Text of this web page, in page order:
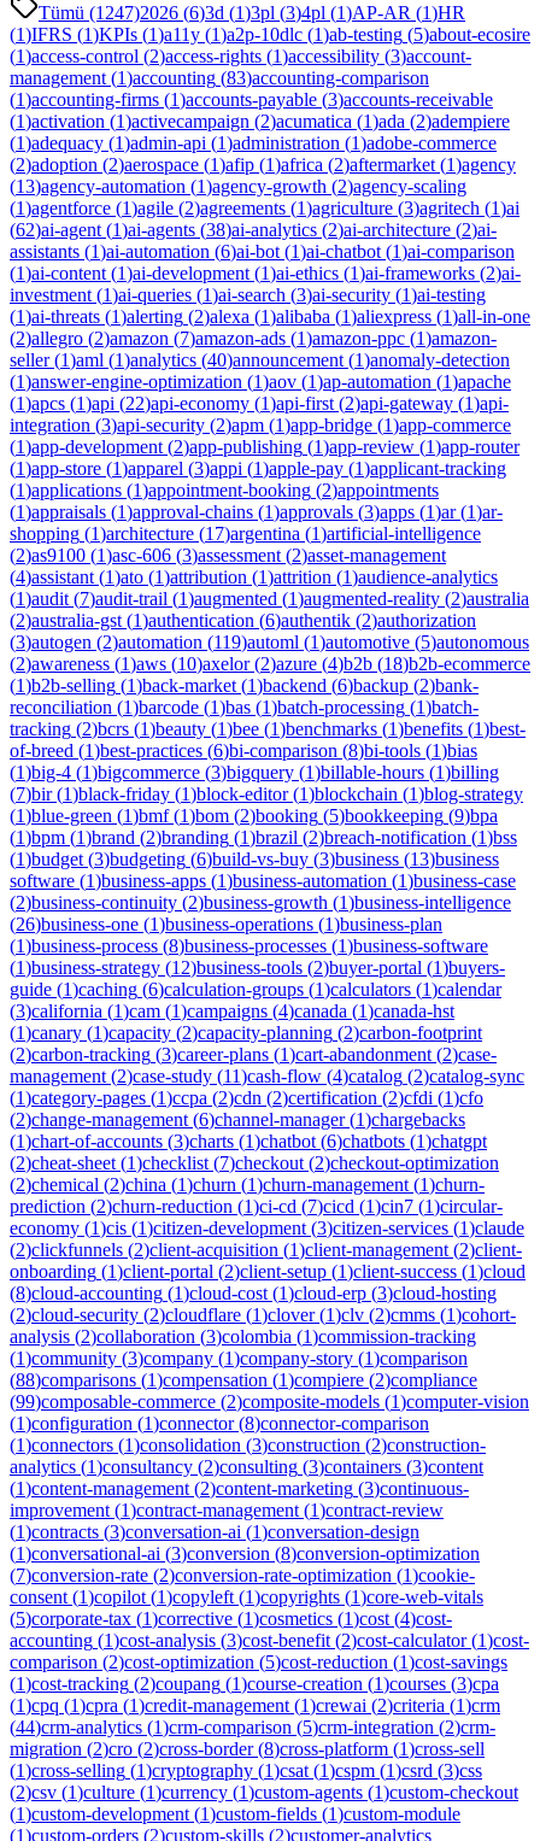
Tümü (1247)2026 (6)3d (1)3pl (3)4pl (1)AP-AR (1)HR
(1)IFRS (1)KPIs (1)a11y (1)a2p-10dlc (1)ab-testing (5)about-ecosire
(1)access-control (2)access-rights (1)accessibility (3)account-
management (1)accounting (83)accounting-comparison
(1)accounting-firms (1)accounts-payable (3)accounts-receivable
(1)activation (1)activecampaign (2)acumatica (1)ada (2)adempiere
(1)adequacy (1)admin-api (1)administration (1)adobe-commerce
(2)adoption (2)aerospace (1)afip (1)africa (2)aftermarket (1)agency
(13)agency-automation (1)agency-growth (2)agency-scaling
(1)agentforce (1)agile (2)agreements (1)agriculture (3)agritech (1)ai
(62)ai-agent (1)ai-agents (38)ai-analytics (2)ai-architecture (2)ai-
assistants (1)ai-automation (6)ai-bot (1)ai-chatbot (1)ai-comparison
(1)ai-content (1)ai-development (1)ai-ethics (1)ai-frameworks (2)ai-
investment (1)ai-queries (1)ai-search (3)ai-security (1)ai-testing
(1)ai-threats (1)alerting (2)alexa (1)alibaba (1)aliexpress (1)all-in-one
(2)allegro (2)amazon (7)amazon-ads (1)amazon-ppc (1)amazon-
seller(1)aml (1)analytics (40)announcement (1)anomaly-detection
(1)answer-engine-optimization (1)aov (1)ap-automation (1)apache
(1)apcs (1)api (22)api-economy (1)api-first (2)api-gateway (1)api-
integration (3)api-security (2)apm (1)app-bridge (1)app-commerce
(1)app-development (2)app-publishing (1)app-review (1)app-router
(1)app-store (1)apparel (3)appi (1)apple-pay (1)applicant-tracking
(1)applications (1)appointment-booking (2)appointments
(1)appraisals (1)approval-chains (1)approvals (3)apps (1)ar(1)ar-
shopping (1)architecture (17)argentina (1)artificial-intelligence
(2)as9100 (1)asc-606 (3)assessment (2)asset-management
(4)assistant (1)ato (1)attribution (1)attrition (1)audience-analytics
(1)audit (7)audit-trail (1)augmented (1)augmented-reality (2)australia
(2)australia-gst (1)authentication (6)authentik (2)authorization
(3)autogen (2)automation (119)automl (1)automotive (5)autonomous
(2)awareness (1)aws (10)axelor(2)azure (4)b2b (18)b2b-ecommerce
(1)b2b-selling (1)back-market (1)backend (6)backup (2)bank-
reconciliation (1)barcode (1)bas (1)batch-processing (1)batch-
tracking (2)bcrs (1)beauty (1)bee (1)benchmarks (1)benefits (1)best-
of-breed (1)best-practices (6)bi-comparison (8)bi-tools (1)bias
(1)big-4 (1)bigcommerce (3)bigquery (1)billable-hours (1)billing
(7)bir(1)black-friday (1)block-editor(1)blockchain (1)blog-strategy
(1)blue-green (1)bmf(1)bom (2)booking (5)bookkeeping (9)bpa
(1)bpm (1)brand (2)branding (1)brazil (2)breach-notification (1)bss
(1)budget (3)budgeting (6)build-vs-buy (3)business (13)business
software (1)business-apps (1)business-automation (1)business-case
(2)business-continuity (2)business-growth (1)business-intelligence
(26)business-one (1)business-operations (1)business-plan
(1)business-process (8)business-processes (1)business-software
(1)business-strategy (12)business-tools (2)buyer-portal (1)buyers-
guide (1)caching (6)calculation-groups (1)calculators (1)calendar
(3)california (1)cam (1)campaigns (4)canada (1)canada-hst
(1)canary (1)capacity (2)capacity-planning (2)carbon-footprint
(2)carbon-tracking (3)career-plans (1)cart-abandonment (2)case-
management (2)case-study (11)cash-flow (4)catalog (2)catalog-sync
(1)category-pages (1)ccpa (2)cdn (2)certification (2)cfdi (1)cfo
(2)change-management (6)channel-manager(1)chargebacks
(1)chart-of-accounts (3)charts (1)chatbot (6)chatbots (1)chatgpt
(2)cheat-sheet (1)checklist (7)checkout (2)checkout-optimization
(2)chemical (2)china (1)churn (1)churn-management (1)churn-
prediction (2)churn-reduction (1)ci-cd (7)cicd (1)cin7 (1)circular-
economy (1)cis (1)citizen-development (3)citizen-services (1)claude
(2)clickfunnels (2)client-acquisition (1)client-management (2)client-
onboarding (1)client-portal (2)client-setup (1)client-success (1)cloud
(8)cloud-accounting (1)cloud-cost (1)cloud-erp (3)cloud-hosting
(2)cloud-security (2)cloudflare (1)clover(1)clv (2)cmms (1)cohort-
analysis (2)collaboration (3)colombia (1)commission-tracking
(1)community (3)company (1)company-story (1)comparison
(88)comparisons (1)compensation (1)compiere (2)compliance
(99)composable-commerce (2)composite-models (1)computer-vision
(1)configuration (1)connector(8)connector-comparison
(1)connectors (1)consolidation (3)construction (2)construction-
analytics (1)consultancy (2)consulting (3)containers (3)content
(1)content-management (2)content-marketing (3)continuous-
improvement (1)contract-management (1)contract-review
(1)contracts (3)conversation-ai (1)conversation-design
(1)conversational-ai (3)conversion (8)conversion-optimization
(7)conversion-rate (2)conversion-rate-optimization (1)cookie-
consent (1)copilot (1)copyleft (1)copyrights (1)core-web-vitals
(5)corporate-tax (1)corrective (1)cosmetics (1)cost (4)cost-
accounting (1)cost-analysis (3)cost-benefit (2)cost-calculator(1)cost-
comparison (2)cost-optimization (5)cost-reduction (1)cost-savings
(1)cost-tracking (2)coupang (1)course-creation (1)courses (3)cpa
(1)cpq (1)cpra (1)credit-management (1)crewai (2)criteria (1)crm
(44)crm-analytics (1)crm-comparison (5)crm-integration (2)crm-
migration (2)cro (2)cross-border(8)cross-platform (1)cross-sell
(1)cross-selling (1)cryptography (1)csat (1)cspm (1)csrd (3)css
(2)csv (1)culture (1)currency (1)custom-agents (1)custom-checkout
(1)custom-development (1)custom-fields (1)custom-module
(1)custom-orders (2)custom-skills (2)customer-analytics